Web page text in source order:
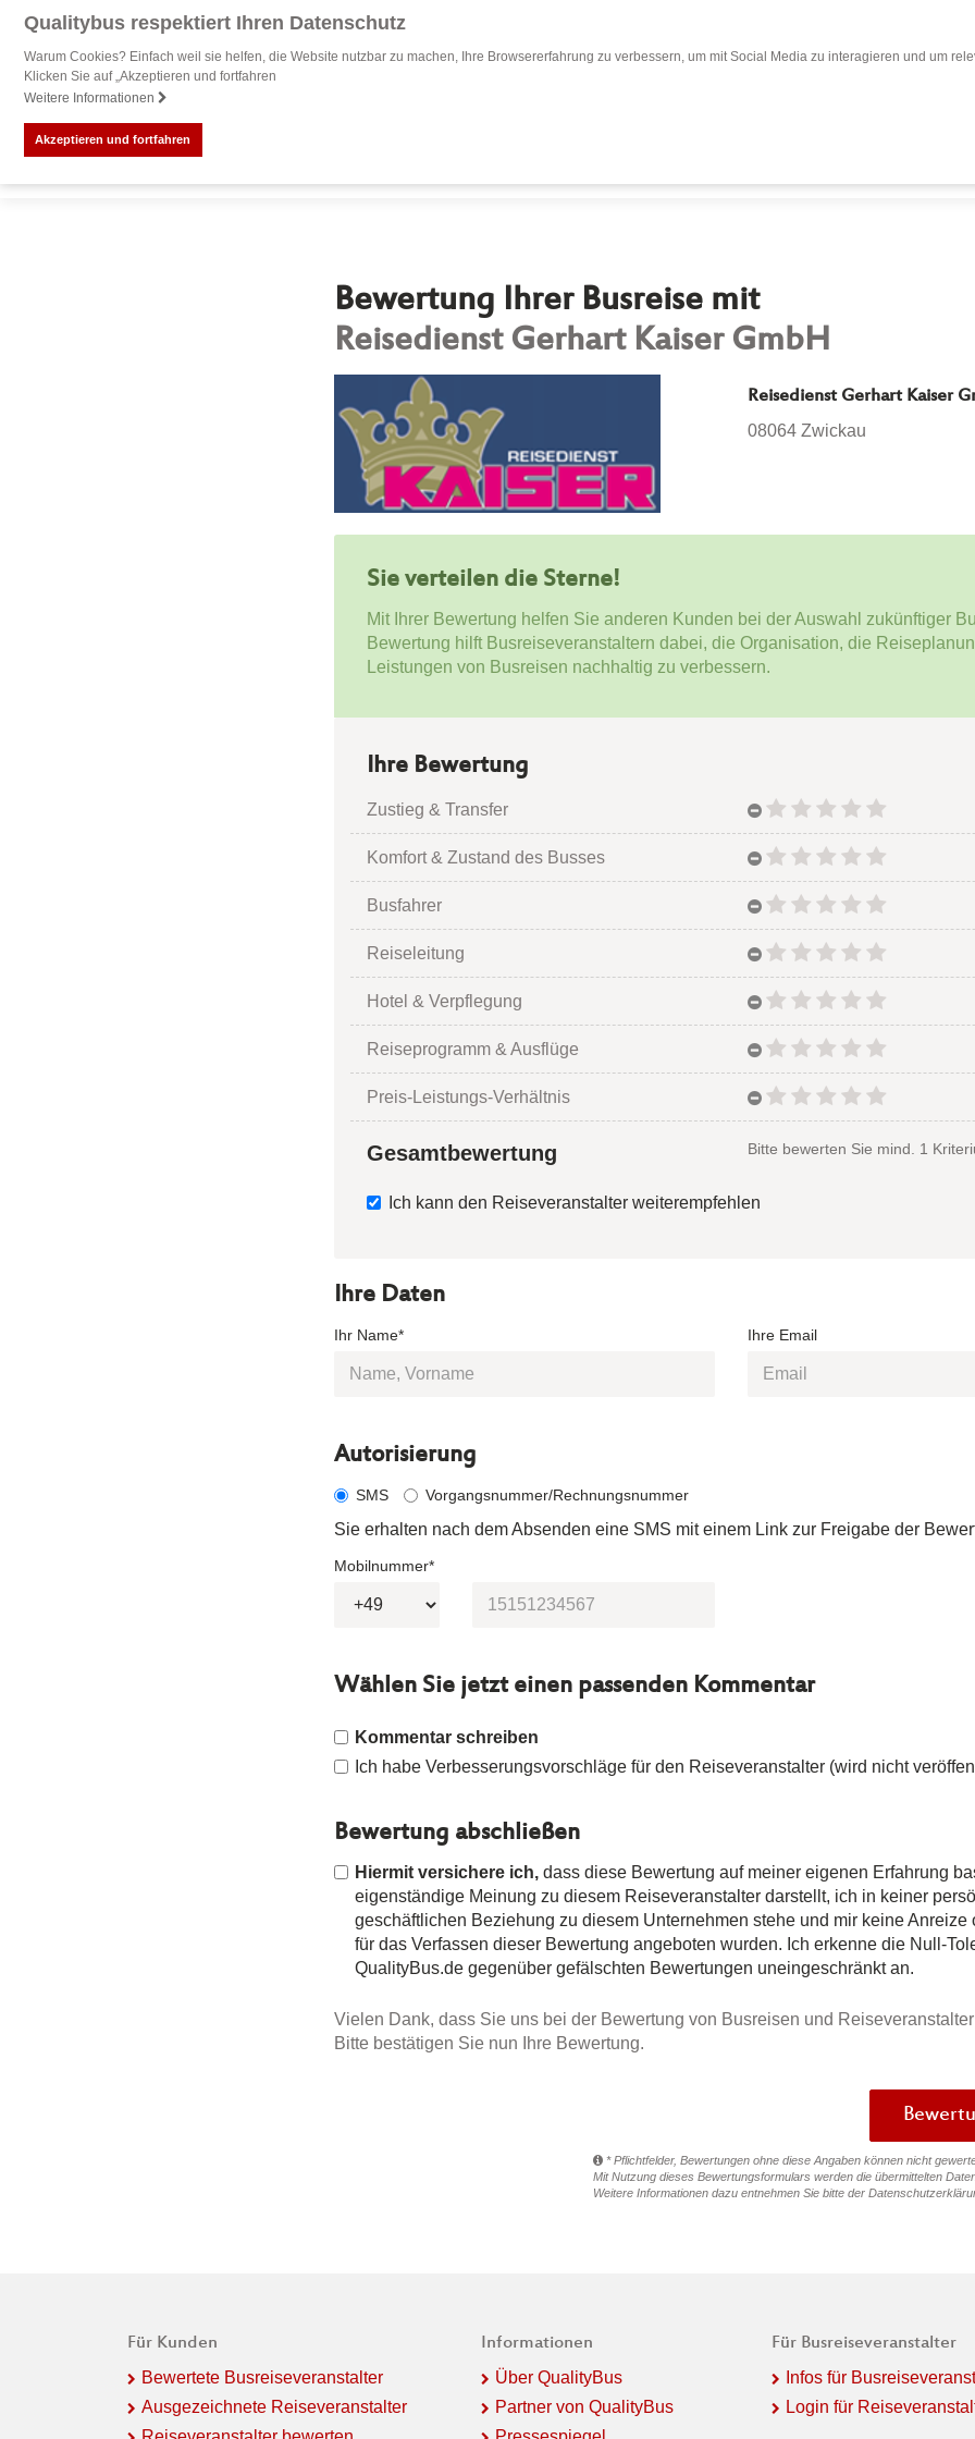
Qualitybus respektiert Ihren Datenschutz
Warum Cookies? Einfach weil sie helfen, die Website nutzbar zu machen, Ihre Browsererfahrung zu verbessern, um mit Social Media zu interagieren und um
Klicken Sie auf „Akzeptieren und fortfahren
Weitere Informationen
Akzeptieren und fortfahren
Bewertung Ihrer Busreise mit
Reisedienst Gerhart Kaiser GmbH
Reisedienst Gerhart Kaiser
08064 Zwickau
Sie verteilen die Sterne!
Mit Ihrer Bewertung helfen Sie anderen Kunden bei der Auswahl zukünftiger
Bewertung hilft Busreiseveranstaltern dabei, die Organisation, die
Leistungen von Busreisen nachhaltig zu verbessern.
Ihre Bewertung
Zustieg & Transfer
Komfort & Zustand des Busses
Busfahrer
Reiseleitung
Hotel & Verpflegung
Reiseprogramm & Ausflüge
Preis-Leistungs-Verhältnis
Gesamtbewertung Bitte bewerten Sie mind. 1
Ich kann den Reiseveranstalter weiterempfehlen
Ihre Daten
Ihr Name* Ihre Email
Autorisierung
SMS Vorgangsnummer/Rechnungsnummer
Sie erhalten nach dem Absenden eine SMS mit einem Link zur Freigabe der
Mobilnummer*
Wählen Sie jetzt einen passenden Kommentar
Kommentar schreiben
Ich habe Verbesserungsvorschläge für den Reiseveranstalter (wird nicht
Bewertung abschließen
Hiermit versichere ich, dass diese Bewertung auf meiner eigenen Erfahrung
eigenständige Meinung zu diesem Reiseveranstalter darstellt, ich in keiner
geschäftlichen Beziehung zu diesem Unternehmen stehe und mir keine Anreize
für das Verfassen dieser Bewertung angeboten wurden. Ich erkenne die Null-
QualityBus.de gegenüber gefälschten Bewertungen uneingeschränkt an.
Vielen Dank, dass Sie uns bei der Bewertung von Busreisen und
Bitte bestätigen Sie nun Ihre Bewertung.
* Pflichtfelder, Bewertungen ohne diese Angaben können nicht
Mit Nutzung dieses Bewertungsformulars werden die übermittelten
Weitere Informationen dazu entnehmen Sie bitte der
Für Kunden
Bewertete Busreiseveranstalter
Ausgezeichnete Reiseveranstalter
Informationen
Über QualityBus
Partner von QualityBus
Für Busreiseveranstalter
Infos für
Login für